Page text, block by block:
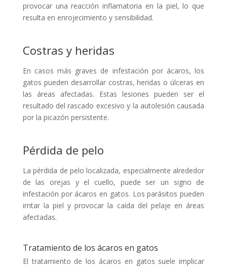
provocar una reacción inflamatoria en la piel, lo que
resulta en enrojecimiento y sensibilidad.
Costras y heridas
En casos más graves de infestación por ácaros, los
gatos pueden desarrollar costras, heridas o úlceras en
las áreas afectadas. Estas lesiones pueden ser el
resultado del rascado excesivo y la autolesión causada
por la picazón persistente.
Pérdida de pelo
La pérdida de pelo localizada, especialmente alrededor
de las orejas y el cuello, puede ser un signo de
infestación por ácaros en gatos. Los parásitos pueden
irritar la piel y provocar la caída del pelaje en áreas
afectadas.
Tratamiento de los ácaros en gatos
El tratamiento de los ácaros en gatos suele implicar